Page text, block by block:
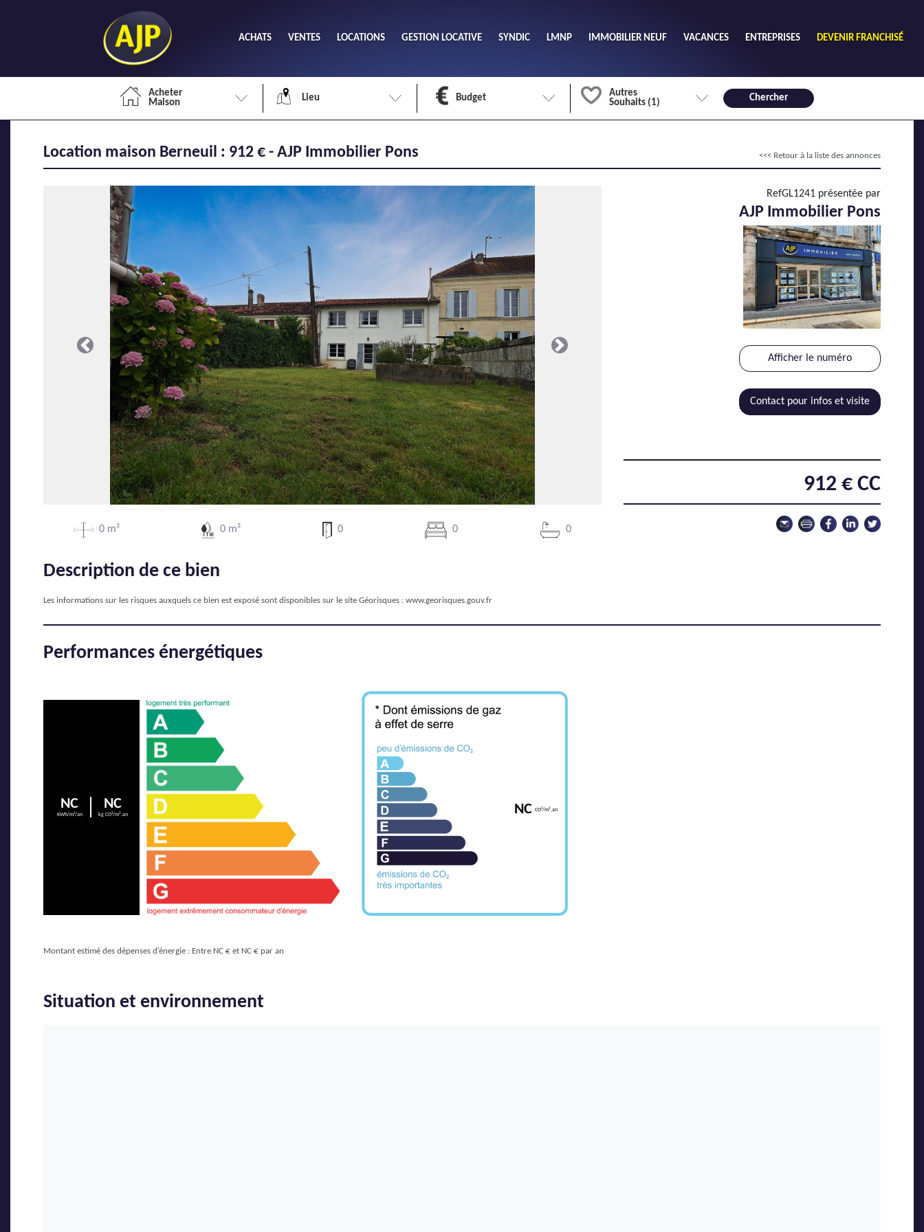
ACHATS VENTES LOCATIONS GESTION LOCATIVE SYNDIC LMNP IMMOBILIER NEUF VACANCES ENTREPRISES DEVENIR FRANCHISÉ
Acheter
Maison
Lieu Budget
Autres
Souhaits (1)
Chercher
Location maison Berneuil : 912 € - AJP Immobilier Pons <<< Retour à la liste des annonces
Précédente Suivante
0 m² 0 m² 0 0 0
RefGL1241 présentée par
AJP Immobilier Pons
Afficher le numéro
Contact pour infos et visite
912 € CC
Description de ce bien
Les informations sur les risques auxquels ce bien est exposé sont disponibles sur le site Géorisques : www.georisques.gouv.fr
Performances énergétiques
NC
KWh/m²/an
NC
kg CO²/m².an NC CO²/m².an
Montant estimé des dépenses d’énergie : Entre NC € et NC € par an
Situation et environnement